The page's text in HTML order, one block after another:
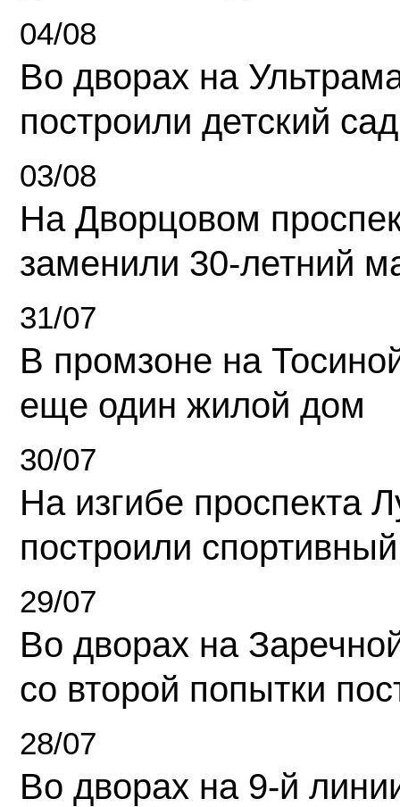
04/08
Во дворах на
построили детский сад
03/08
На Дворцовом
заменили 30-летний
31/07
В промзоне на
еще один жилой дом
30/07
На изгибе проспекта
построили
29/07
Во дворах на
со второй попытки
28/07
Во дворах на 9-й